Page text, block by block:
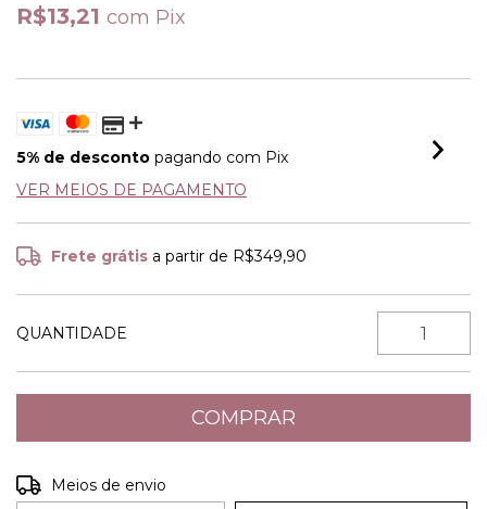
R$13,21 com Pix
5% de desconto pagando com Pix
VER MEIOS DE PAGAMENTO
Frete grátis a partir de R$349,90
QUANTIDADE
Entregas para o CEP:
Meios de envio